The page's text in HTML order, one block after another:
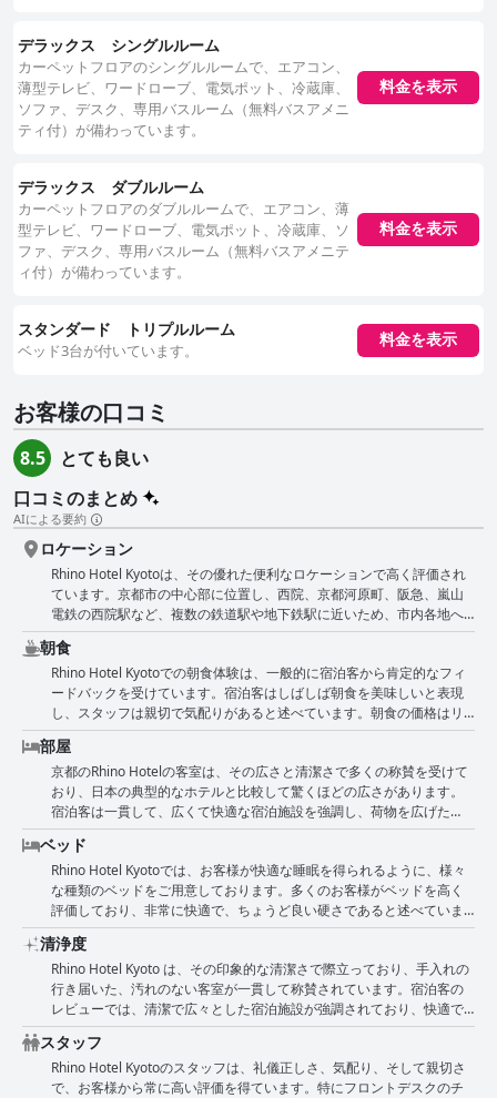
デラックス シングルルーム
カーペットフロアのシングルルームで、エアコン、
薄型テレビ、ワードローブ、電気ポット、冷蔵庫、
ソファ、デスク、専用バスルーム（無料バスアメニ
ティ付）が備わっています。
料金を表示
デラックス ダブルルーム
カーペットフロアのダブルルームで、エアコン、薄
型テレビ、ワードローブ、電気ポット、冷蔵庫、ソ
ファ、デスク、専用バスルーム（無料バスアメニテ
ィ付）が備わっています。
料金を表示
スタンダード トリプルルーム
ベッド3台が付いています。
料金を表示
お客様の口コミ
8.5
とても良い
口コミのまとめ
AIによる要約
ロケーション
Rhino Hotel Kyotoは、その優れた便利なロケーションで高く評価され
ています。京都市の中心部に位置し、西院、京都河原町、阪急、嵐山
電鉄の西院駅など、複数の鉄道駅や地下鉄駅に近いため、市内各地へ
のアクセスが容易です。この接続性により、宿泊者は市内を楽に移動
し、主要な観光スポットを訪れることができます。 ホテルの周辺エリ
アは、様々なレストラン、バー、コンビニエンスストアで賑わってお
り、その魅力をさらに高めています。宿泊者は、近くの飲食店や、徒
歩ですぐのセブンイレブンなどの店舗の利便性を高く評価していま
す。京都駅からはやや離れていますが、公共交通機関を利用したホテ
ルのアクセスの良さが、その距離を十分に補っています。 ホテルのす
ぐ近くには、豊富なショッピング施設やJOYFIT24へのアクセスが容易
であり、利便性と快適さを提供しています。大型の公共浴場とジムが
あることで、滞在に贅沢さが加わります。全体として、Rhino Hotel
Kyotoは、戦略的で接続性の高いロケーションを提供し、市内観光の拠
点として理想的です。
朝食
Rhino Hotel Kyotoでの朝食体験は、一般的に宿泊客から肯定的なフィ
ードバックを受けています。宿泊客はしばしば朝食を美味しいと表現
し、スタッフは親切で気配りがあると述べています。朝食の価格はリ
ーズナブルであると評価されており、700円で提供されるボリュームと
味を高く評価する宿泊客もいます。しかし、朝食の料金が高いと感じ
る宿泊客も少数います。 ホテルのCOVID-19対策により、ビュッフェが
和風弁当に変更されましたが、これは好評を得ています。改善の余地
としては、バラエティを増やすために異なる朝食プランやメニューを
提供すること、そして事前予約なしで朝食を利用できるようにするこ
とが挙げられます。全体として、宿泊客はRhino Hotel Kyotoでの朝食
に満足しており、価格に見合った価値があると感じています。
部屋
京都のRhino Hotelの客室は、その広さと清潔さで多くの称賛を受けて
おり、日本の典型的なホテルと比較して驚くほどの広さがあります。
宿泊客は一貫して、広くて快適な宿泊施設を強調し、荷物を広げた
り、リラックスした滞在を楽しんだりするのに適していると指摘して
います。客室にはモダンな設備と機能的な家具が備わっており、レジ
ャーにも仕事にも便利な快適な環境を作り出しています。 照明が少し
暗いというコメントもありますが、全体的な印象としては、客室は豪
華で清潔、静かと評されており、肯定的な経験を示しています。アッ
プデートされたモダンな設備と優れた防音性が、平和で快適な雰囲気
を作り出しています。高品質の家具と、快適な読書用チェアや高品質
のスピーカーなどの追加のアメニティが、滞在をさらに向上させてい
ます。 西院駅の隣というホテルのロケーションと、近くに便利なショ
ップがあることも、全体的な肯定的なレビューに貢献しています。卓
越した顧客サービスと相まって、Rhino Hotel Kyotoは、一人旅でも他
の人と一緒でも、宿泊施設として最適な選択肢であると宿泊客は感じ
ています。
ベッド
Rhino Hotel Kyotoでは、お客様が快適な睡眠を得られるように、様々
な種類のベッドをご用意しております。多くのお客様がベッドを高く
評価しており、非常に快適で、ちょうど良い硬さであると述べていま
す。ベッドの広さや、適度な厚さの高品質な羽毛布団も好評です。し
かし、小さめのベッドは2人には向かないかもしれないという意見や、
枕に関する問題点を指摘するレビューもいくつかあります。これらの
点はあるものの、多くのお客様はベッド全体の快適さと、ホテル客室
の静かな環境のおかげで、よく眠れたと報告しています。
清浄度
Rhino Hotel Kyoto は、その印象的な清潔さで際立っており、手入れの
行き届いた、汚れのない客室が一貫して称賛されています。宿泊客の
レビューでは、清潔で広々とした宿泊施設が強調されており、快適で
楽しい滞在となっています。ホテルの共用エリアや施設も、その清潔
さと美しい維持管理で賞賛を受けています。 Rhino Hotel のスタッフ
は、その優れたサービスだけでなく、最高水準の清掃を徹底し、日々
の清掃業務を熱心に行い、ホテル全体で清潔感を維持していることで
スタッフ
Rhino Hotel Kyotoのスタッフは、礼儀正しさ、気配り、そして親切さ
で、お客様から常に高い評価を得ています。特にフロントデスクのチ